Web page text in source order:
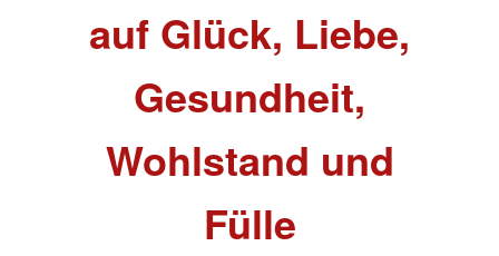
auf Glück, Liebe,
Gesundheit,
Wohlstand und
Fülle